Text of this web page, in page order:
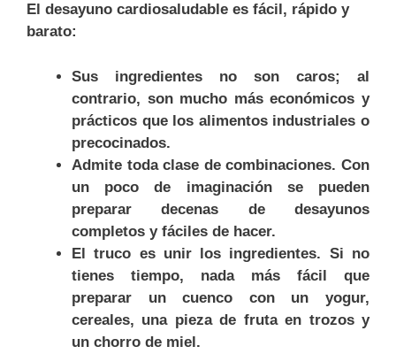
El desayuno cardiosaludable es fácil, rápido y
barato:
Sus ingredientes no son caros; al
contrario, son mucho más económicos y
prácticos que los alimentos industriales o
precocinados.
Admite toda clase de combinaciones. Con
un poco de imaginación se pueden
preparar decenas de desayunos
completos y fáciles de hacer.
El truco es unir los ingredientes. Si no
tienes tiempo, nada más fácil que
preparar un cuenco con un yogur,
cereales, una pieza de fruta en trozos y
un chorro de miel.